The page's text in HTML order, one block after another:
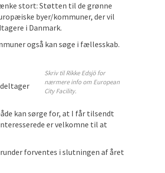
stort: Støtten til de grønne
byer/kommuner, der vil
i Danmark.
også kan søge i fællesskab.
Skriv til Rikke Edsjö for
nærmere info om European
City Facility.
kan sørge for, at I får tilsendt
er velkomne til at
forventes i slutningen af året